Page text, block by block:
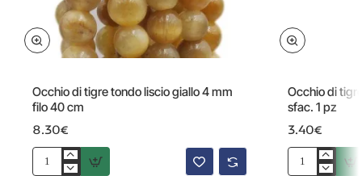
Occhio di tigre tondo liscio giallo 4 mm
filo 40 cm
8.30€
Occhio
Occhio di
sfac. 1 pz
3.40€
Occhio